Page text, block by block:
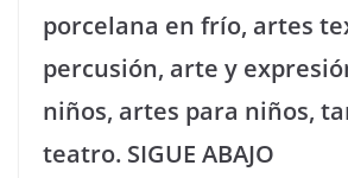
porcelana en frío, artes
percusión, arte y
niños, artes para niños,
teatro. SIGUE ABAJO